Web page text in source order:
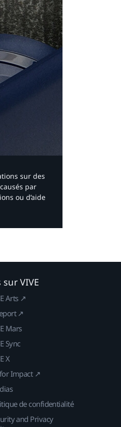
sur des
par
ou d’aide
sur VIVE
Arts ↗
↗
Mars
Sync
X
Impact ↗
de confidentialité
and Privacy